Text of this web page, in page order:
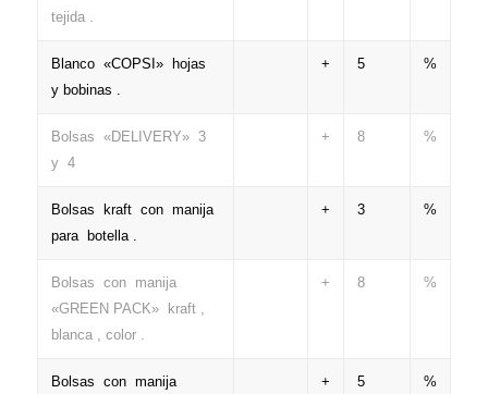
tejida .
Blanco «COPSI» hojas
y bobinas .
+ 5 %
Bolsas «DELIVERY» 3
y 4
+ 8 %
Bolsas kraft con manija
para botella .
+ 3 %
Bolsas con manija
«GREEN PACK» kraft ,
blanca , color .
+ 8 %
Bolsas con manija
+ 5 %